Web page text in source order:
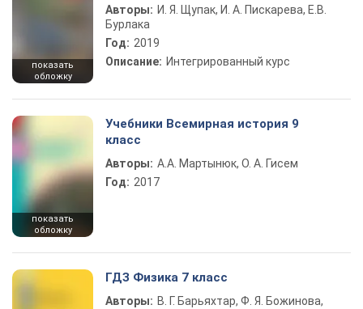
показать
обложку
Авторы: И. Я. Щупак, И. А. Пискарева, Е.В.
Бурлака
Год: 2019
Описание: Интегрированный курс
показать
обложку
Учебники Всемирная история 9
класс
Авторы: А.А. Мартынюк, О. А. Гисем
Год: 2017
ГДЗ Физика 7 класс
Авторы: В. Г. Барьяхтар, Ф. Я. Божинова,